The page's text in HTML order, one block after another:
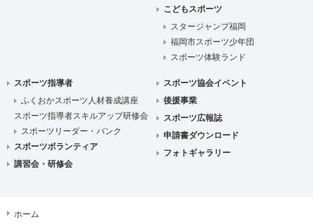
こどもスポーツ
スタージャンプ福岡
福岡市スポーツ少年団
スポーツ体験ランド
スポーツ指導者
ふくおかスポーツ人材養成講座
スポーツ指導者スキルアップ研修会
スポーツリーダー・バンク
スポーツボランティア
講習会・研修会
スポーツ協会イベント
後援事業
スポーツ広報誌
申請書ダウンロード
フォトギャラリー
ホーム